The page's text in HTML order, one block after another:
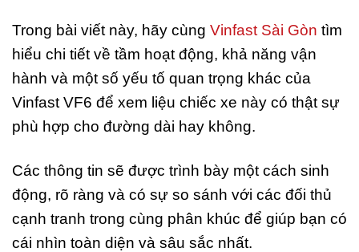
Trong bài viết này, hãy cùng Vinfast Sài Gòn tìm
hiểu chi tiết về tầm hoạt động, khả năng vận
hành và một số yếu tố quan trọng khác của
Vinfast VF6 để xem liệu chiếc xe này có thật sự
phù hợp cho đường dài hay không.
Các thông tin sẽ được trình bày một cách sinh
động, rõ ràng và có sự so sánh với các đối thủ
cạnh tranh trong cùng phân khúc để giúp bạn có
cái nhìn toàn diện và sâu sắc nhất.